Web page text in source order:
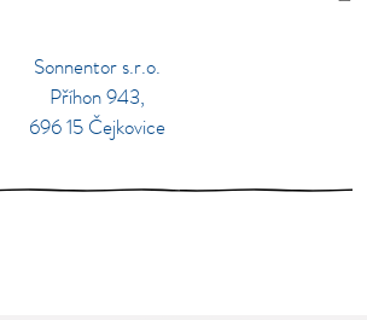
Sonnentor s.r.o.
Příhon 943,
696 15 Čejkovice